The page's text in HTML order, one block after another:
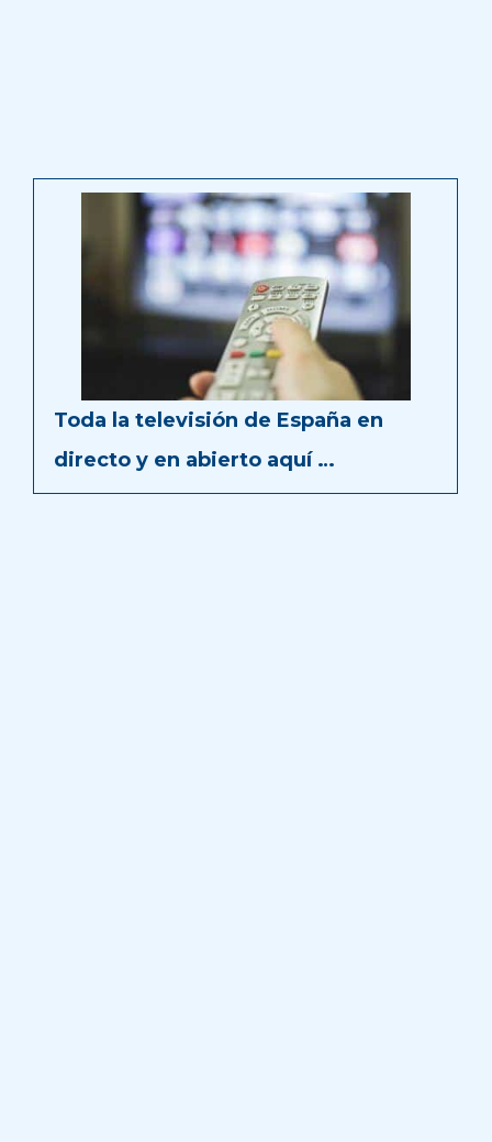
Toda la televisión de España en
directo y en abierto aquí …